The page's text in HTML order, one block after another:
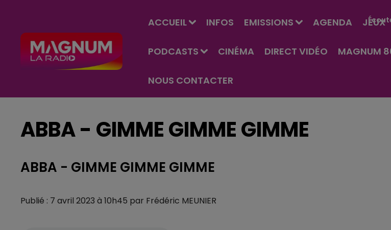
ACCUEIL INFOS EMISSIONS AGENDA JEUX
PODCASTS CINÉMA DIRECT VIDÉO MAGNUM
NOUS CONTACTER
ABBA - GIMME GIMME GIMME
ABBA - GIMME GIMME GIMME
Publié : 7 avril 2023 à 10h45 par Frédéric MEUNIER